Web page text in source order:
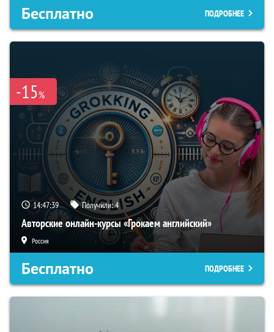
Бесплатно ПОДРОБНЕЕ
-15%
14:47:38 Получили:4
Авторские онлайн-курсы «Грокаем английский»
Россия
Бесплатно ПОДРОБНЕЕ